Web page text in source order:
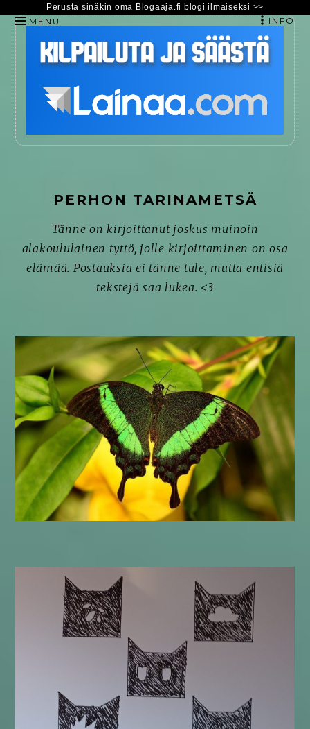
Perusta sinäkin oma Blogaaja.fi blogi ilmaiseksi >>
HYPPÄÄ
SISÄLTÖÖN
PERHON TARINAMETSÄ
Tänne on kirjoittanut joskus muinoin
alakoululainen tyttö, jolle kirjoittaminen on osa
elämää. Postauksia ei tänne tule, mutta entisiä
tekstejä saa lukea. <3
MENU INFO